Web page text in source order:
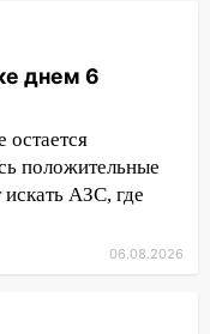
в
время»
5
список АЗС
днем 6
остается
положительные
АЗС, где
06.08.2026